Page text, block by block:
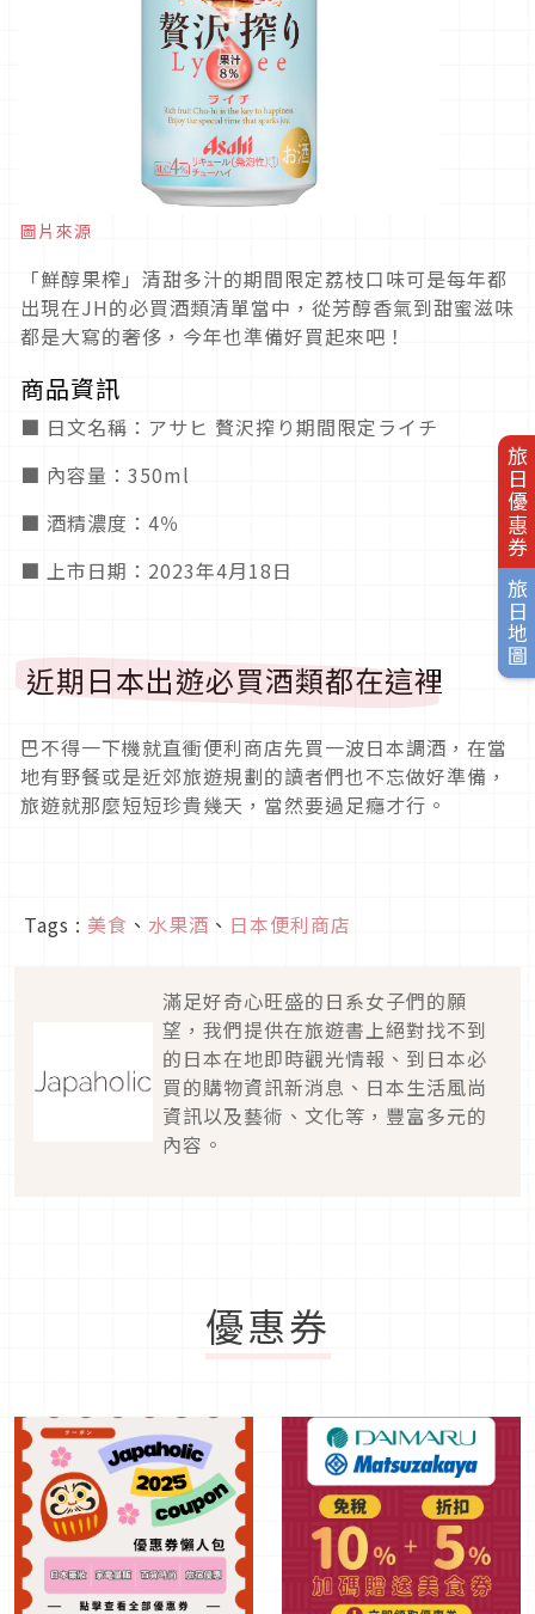
旅日優惠券
旅日地圖
圖片來源
「鮮醇果榨」清甜多汁的期間限定荔枝口味可是每年都
出現在JH的必買酒類清單當中，從芳醇香氣到甜蜜滋味
都是大寫的奢侈，今年也準備好買起來吧！
商品資訊
■ 日文名稱：アサヒ 贅沢搾り期間限定ライチ
■ 內容量：350ml
■ 酒精濃度：4％
■ 上市日期：2023年4月18日
近期日本出遊必買酒類都在這裡
巴不得一下機就直衝便利商店先買一波日本調酒，在當
地有野餐或是近郊旅遊規劃的讀者們也不忘做好準備，
旅遊就那麼短短珍貴幾天，當然要過足癮才行。
Tags : 美食 、 水果酒 、 日本便利商店
滿足好奇心旺盛的日系女子們的願
望，我們提供在旅遊書上絕對找不到
的日本在地即時觀光情報、到日本必
買的購物資訊新消息、日本生活風尚
資訊以及藝術、文化等，豐富多元的
內容。
優惠券